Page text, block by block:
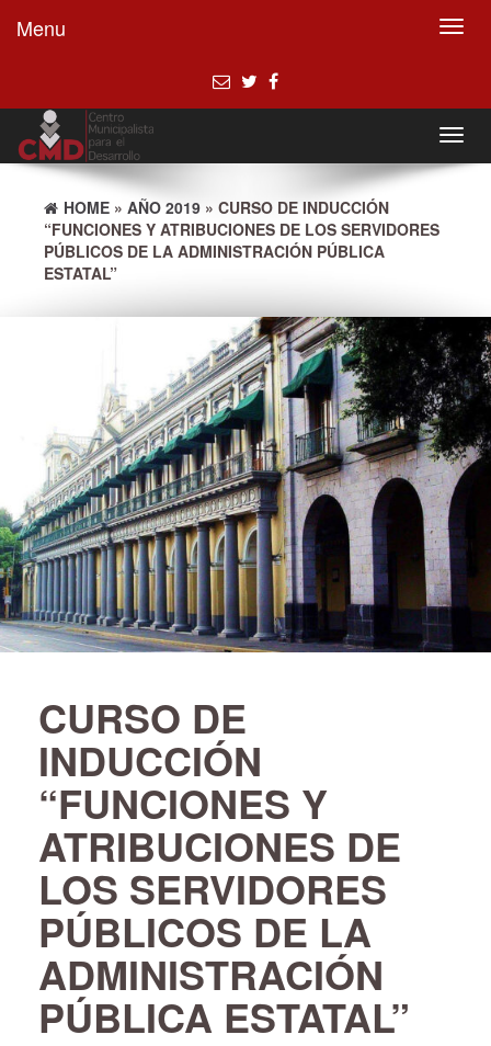
Menu
HOME » AÑO 2019 » CURSO DE INDUCCIÓN
“FUNCIONES Y ATRIBUCIONES DE LOS SERVIDORES
PÚBLICOS DE LA ADMINISTRACIÓN PÚBLICA
ESTATAL”
CURSO DE
INDUCCIÓN
“FUNCIONES Y
ATRIBUCIONES DE
LOS SERVIDORES
PÚBLICOS DE LA
ADMINISTRACIÓN
PÚBLICA ESTATAL”